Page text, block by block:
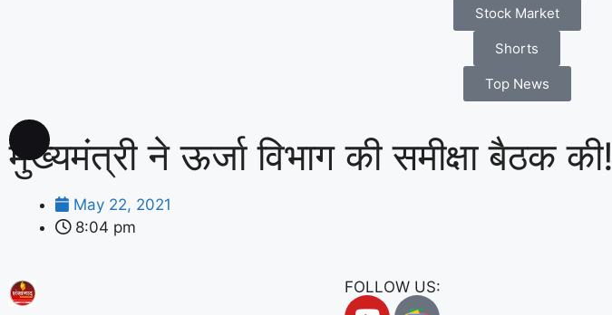
Stock Market
Shorts
Top News
मुख्यमंत्री ने ऊर्जा विभाग की समीक्षा बैठक की!
May 22, 2021
8:04 pm
FOLLOW US: